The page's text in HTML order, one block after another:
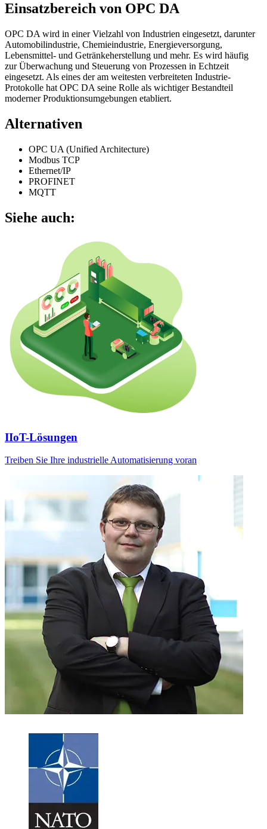
Einsatzbereich von OPC DA
OPC DA wird in einer Vielzahl von Industrien eingesetzt, darunter
Automobilindustrie, Chemieindustrie, Energieversorgung,
Lebensmittel- und Getränkeherstellung und mehr. Es wird häufig
zur Überwachung und Steuerung von Prozessen in Echtzeit
eingesetzt. Als eines der am weitesten verbreiteten Industrie-
Protokolle hat OPC DA seine Rolle als wichtiger Bestandteil
moderner Produktionsumgebungen etabliert.
Alternativen
OPC UA (Unified Architecture)
Modbus TCP
Ethernet/IP
PROFINET
MQTT
Siehe auch:
IIoT-Lösungen
Treiben Sie Ihre industrielle Automatisierung voran